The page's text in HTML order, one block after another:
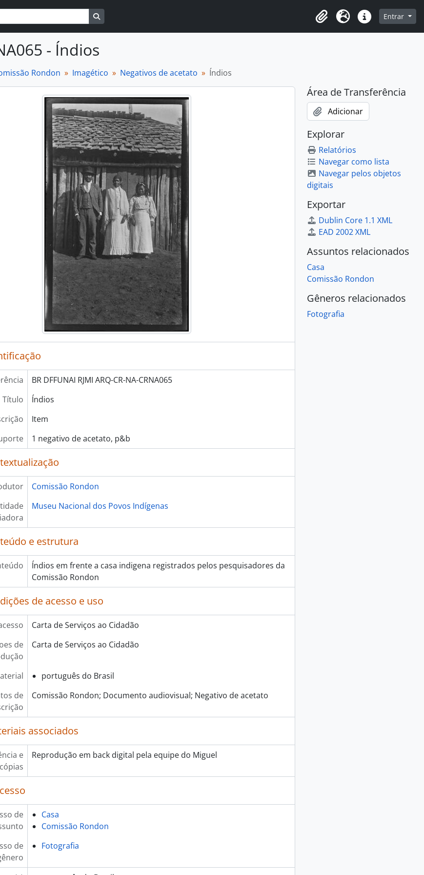
Área de Transferência
Idioma Atalhos Entrar
- Índios
Rondon Imagético Negativos de acetato Índios
BR DFFUNAI RJMI ARQ-CR-NA-CRNA065
Título
Índios
Item
1 negativo de acetato, p&b
Comissão Rondon
Museu Nacional dos Povos Indígenas
e estrutura
Índios em frente a casa indigena registrados pelos pesquisadores da
Comissão Rondon
de acesso e uso
Carta de Serviços ao Cidadão
de
Carta de Serviços ao Cidadão
português do Brasil
de
Comissão Rondon; Documento audiovisual; Negativo de acetato
associados
e
Reprodução em back digital pela equipe do Miguel
de
Casa
Comissão Rondon
de
Fotografia
Área de Transferência
Adicionar
Explorar
Relatórios
Navegar como lista
Navegar pelos objetos
digitais
Exportar
Dublin Core 1.1 XML
EAD 2002 XML
Assuntos relacionados
Casa
Comissão Rondon
Gêneros relacionados
Fotografia